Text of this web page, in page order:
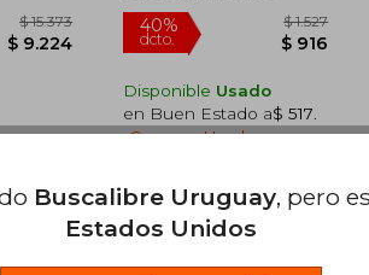
Disponible Usado
en Buen Estado a$ 517
Comprar Usado
Buscalibre Uruguay, pero
Estados Unidos